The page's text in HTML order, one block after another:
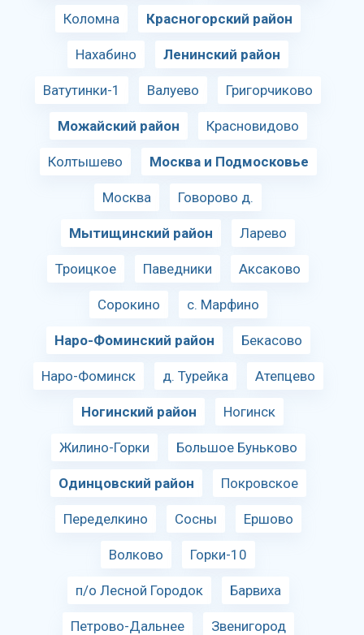
Коломна Красногорский район
Нахабино Ленинский район
Ватутинки-1 Валуево Григорчиково
Можайский район Красновидово
Колтышево Москва и Подмосковье
Москва Говорово д.
Мытищинский район Ларево
Троицкое Паведники Аксаково
Сорокино с. Марфино
Наро-Фоминский район Бекасово
Наро-Фоминск д. Турейка Атепцево
Ногинский район Ногинск
Жилино-Горки Большое Буньково
Одинцовский район Покровское
Переделкино Сосны Ершово
Волково Горки-10
п/о Лесной Городок Барвиха
Петрово-Дальнее Звенигород